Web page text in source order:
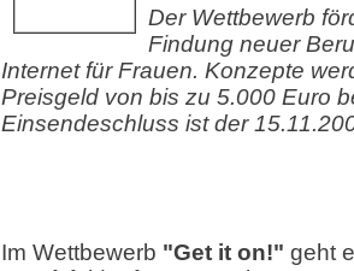
Der Wettbewerb
Findung neuer
Internet für Frauen. Konzepte
Preisgeld von bis zu 5.000 Euro
Einsendeschluss ist der
Im Wettbewerb "Get it on!" geht